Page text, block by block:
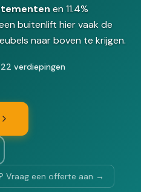
en 11.4%
buitenlift hier vaak de
naar boven te krijgen.
verdiepingen
Vraag een offerte aan →